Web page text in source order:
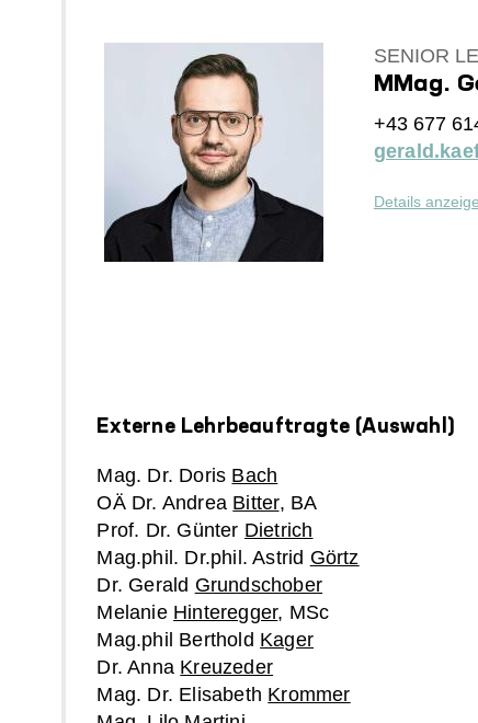
SENIOR
MMag.
+43 677
Details
Externe Lehrbeauftragte (Auswahl)
Mag. Dr. Doris Bach
OÄ Dr. Andrea Bitter, BA
Prof. Dr. Günter Dietrich
Mag.phil. Dr.phil. Astrid Görtz
Dr. Gerald Grundschober
Melanie Hinteregger, MSc
Mag.phil Berthold Kager
Dr. Anna Kreuzeder
Mag. Dr. Elisabeth Krommer